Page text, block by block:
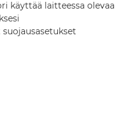
käyttää laitteessa olevaa